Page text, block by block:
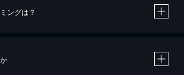
、クレジットカード決済による作品の購入 / レンタルです。
ングは？